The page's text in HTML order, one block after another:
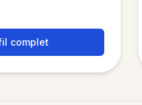
complet